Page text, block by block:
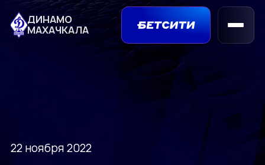
ДИНАМО
МАХАЧКАЛА
22 ноября 2022